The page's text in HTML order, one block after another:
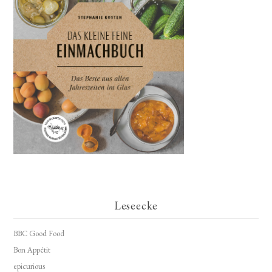
Leseecke
BBC Good Food
Bon Appétit
epicurious